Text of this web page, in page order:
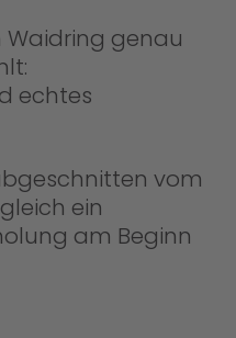
Waidring genau
echtes
vom
ein
am Beginn